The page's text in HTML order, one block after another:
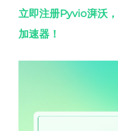
立即注册Pyvio湃沃
加速器！